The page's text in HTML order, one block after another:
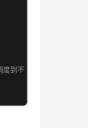
到不同节点